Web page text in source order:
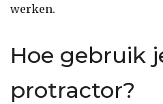
werken.
Hoe gebruik
protractor?